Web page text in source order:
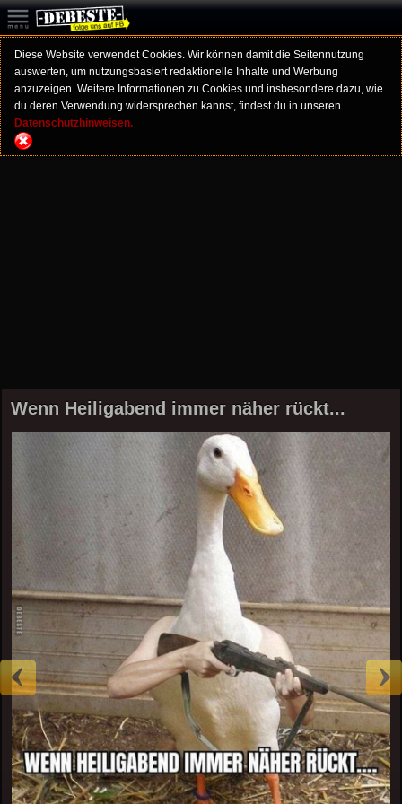
Diese Website verwendet Cookies. Wir können damit die Seitennutzung
auswerten, um nutzungsbasiert redaktionelle Inhalte und Werbung
anzuzeigen. Weitere Informationen zu Cookies und insbesondere dazu, wie
du deren Verwendung widersprechen kannst, findest du in unseren
Datenschutzhinweisen.
Wenn Heiligabend immer näher rückt...